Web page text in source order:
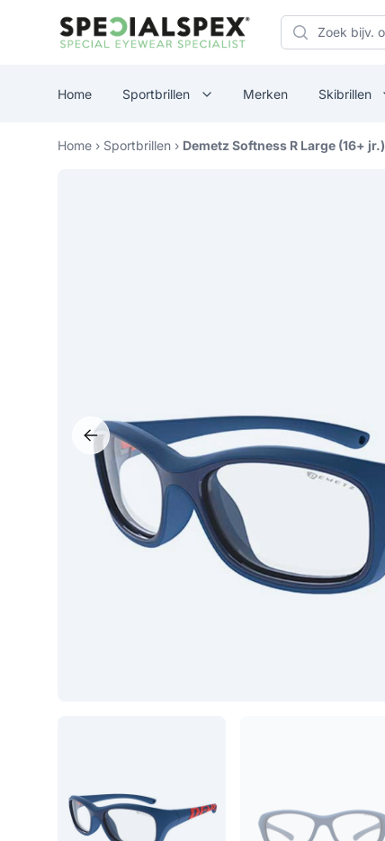
Specialspex Logo Search
Home Sportbrillen Merken Skibrillen
Home › Sportbrillen › Demetz Softness R Large (16+ jr.)